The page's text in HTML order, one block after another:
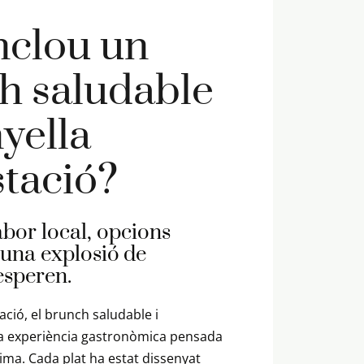
un
saludable
local, opcions
explosió de
el brunch saludable i
experiència gastronòmica pensada
Cada plat ha estat dissenyat